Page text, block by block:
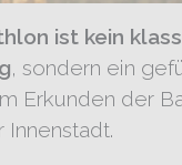
ist kein
, sondern ein
Erkunden der
Innenstadt.